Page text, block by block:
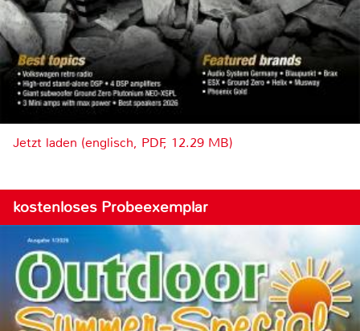
Jetzt laden (englisch, PDF, 12.29 MB)
kostenloses Probeexemplar